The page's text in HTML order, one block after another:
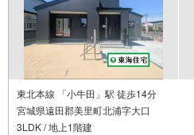
東北本線 「小牛田」駅 徒歩14分
宮城県遠田郡美里町北浦字大口
3LDK / 地上1階建